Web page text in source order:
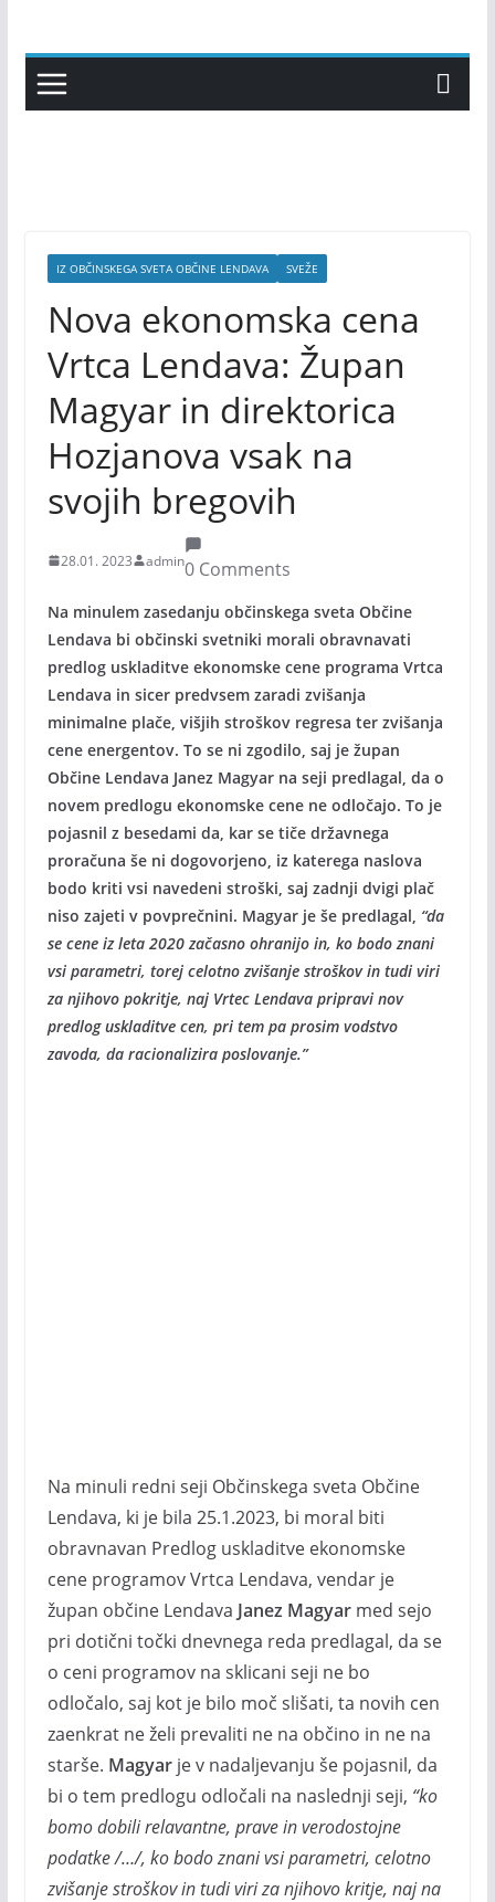
content
IZ OBČINSKEGA SVETA OBČINE LENDAVA SVEŽE
Nova ekonomska cena
Vrtca Lendava: Župan
Magyar in direktorica
Hozjanova vsak na
svojih bregovih
28.01. 2023 admin0 Comments
Na minulem zasedanju občinskega sveta Občine
Lendava bi občinski svetniki morali obravnavati
predlog uskladitve ekonomske cene programa Vrtca
Lendava in sicer predvsem zaradi zvišanja
minimalne plače, višjih stroškov regresa ter zvišanja
cene energentov. To se ni zgodilo, saj je župan
Občine Lendava Janez Magyar na seji predlagal, da o
novem predlogu ekonomske cene ne odločajo. To je
pojasnil z besedami da, kar se tiče državnega
proračuna še ni dogovorjeno, iz katerega naslova
bodo kriti vsi navedeni stroški, saj zadnji dvigi plač
niso zajeti v povprečnini. Magyar je še predlagal, “da
se cene iz leta 2020 začasno ohranijo in, ko bodo znani
vsi parametri, torej celotno zvišanje stroškov in tudi viri
za njihovo pokritje, naj Vrtec Lendava pripravi nov
predlog uskladitve cen, pri tem pa prosim vodstvo
zavoda, da racionalizira poslovanje.”
Na minuli redni seji Občinskega sveta Občine
Lendava, ki je bila 25.1.2023, bi moral biti
obravnavan Predlog uskladitve ekonomske
cene programov Vrtca Lendava, vendar je
župan občine Lendava Janez Magyarmed sejo
pri dotični točki dnevnega reda predlagal, da se
o ceni programov na sklicani seji ne bo
odločalo, saj kot je bilo moč slišati, ta novih cen
zaenkrat ne želi prevaliti ne na občino in ne na
starše. Magyarje v nadaljevanju še pojasnil, da
bi o tem predlogu odločali na naslednji seji, “ko
bomo dobili relavantne, prave in verodostojne
podatke /…/, ko bodo znani vsi parametri, celotno
zvišanje stroškov in tudi viri za njihovo kritje, naj na